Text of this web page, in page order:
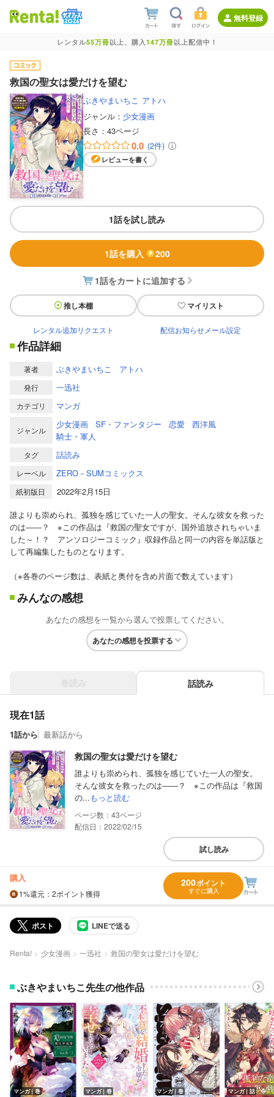
無料登録
レンタル55万冊以上、購入147万冊以上配信中！
救国の聖女は愛だけを望む
ぶきやまいちこ アトハ
ジャンル： 少女漫画
長さ： 43ページ
0.0 (2件)
レビューを書く
1話を試し読み
1話を購入 200
1話をカートに追加する
推し本棚 マイリスト
レンタル追加リクエスト 配信お知らせメール設定
作品詳細
著者 ぶきやまいちこ アトハ
発行 一迅社
カテゴリ マンガ
ジャンル
少女漫画 SF・ファンタジー 恋愛
西洋風
騎士・軍人
タグ 話読み
レーベル ZERO－SUMコミックス
紙初版日
2022年2月15日
誰よりも崇められ、孤独を感じていた一人の聖女。そんな彼女を救った
のは――？ ※この作品は『救国の聖女ですが、国外追放されちゃいま
した～！？ アンソロジーコミック』収録作品と同一の内容を単話版と
して再編集したものとなります。
（※各巻のページ数は、表紙と奥付を含め片面で数えています）
みんなの感想
あなたの感想を一覧から選んで投票してください。
あなたの感想を投票する
話読み
現在1話
1話から 最新話から
救国の聖女は愛だけを望む
誰よりも崇められ、孤独を感じていた一人の聖女。
そんな彼女を救ったのは――？ ※この作品は『救国
の...もっと読む
43
配信日：2022/02/15
試し読み
購入
1%還元 ：2ポイント獲得
200ポイント
すぐに購入
ポスト LINEで送る
Renta! 少女漫画 一迅社 救国の聖女は愛だけを望む
ぶきやまいちこ先生の他作品
マンガ｜巻 マンガ｜巻 マンガ｜巻 マンガ｜話